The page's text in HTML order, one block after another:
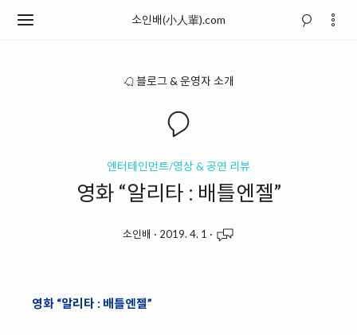
소인배(小人輩).com
블로그 & 운영자 소개
엔터테인먼트/영상 & 공연 리뷰
영화 “알리타 : 배틀엔젤”
소인배 · 2019. 4. 1 ·
영화 “알리타 : 배틀엔젤”